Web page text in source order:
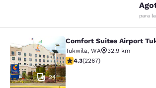
para
Comfort Suites Airport
24
Comfort Suites Airport
Tukwila, WA
32.9 km
Calificación de 4.3 estrellas.
4.3(2267)